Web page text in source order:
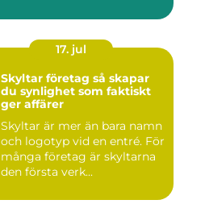
17. jul
Skyltar företag så skapar
du synlighet som faktiskt
ger affärer
Skyltar är mer än bara namn
och logotyp vid en entré. För
många företag är skyltarna
den första verk...